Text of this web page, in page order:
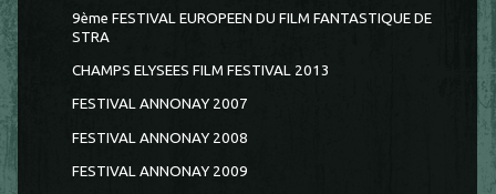
9ème FESTIVAL EUROPEEN DU FILM FANTASTIQUE DE
STRA
CHAMPS ELYSEES FILM FESTIVAL 2013
FESTIVAL ANNONAY 2007
FESTIVAL ANNONAY 2008
FESTIVAL ANNONAY 2009